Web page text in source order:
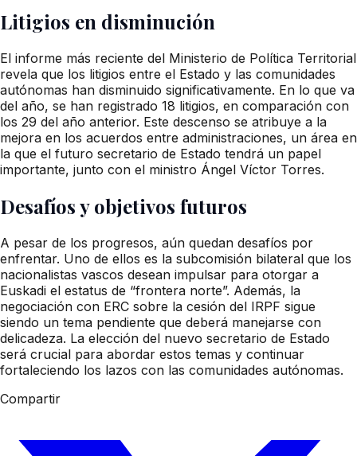
Litigios en disminución
El informe más reciente del Ministerio de Política Territorial
revela que los litigios entre el Estado y las comunidades
autónomas han disminuido significativamente. En lo que va
del año, se han registrado 18 litigios, en comparación con
los 29 del año anterior. Este descenso se atribuye a la
mejora en los acuerdos entre administraciones, un área en
la que el futuro secretario de Estado tendrá un papel
importante, junto con el ministro Ángel Víctor Torres.
Desafíos y objetivos futuros
A pesar de los progresos, aún quedan desafíos por
enfrentar. Uno de ellos es la subcomisión bilateral que los
nacionalistas vascos desean impulsar para otorgar a
Euskadi el estatus de “frontera norte”. Además, la
negociación con ERC sobre la cesión del IRPF sigue
siendo un tema pendiente que deberá manejarse con
delicadeza. La elección del nuevo secretario de Estado
será crucial para abordar estos temas y continuar
fortaleciendo los lazos con las comunidades autónomas.
Compartir